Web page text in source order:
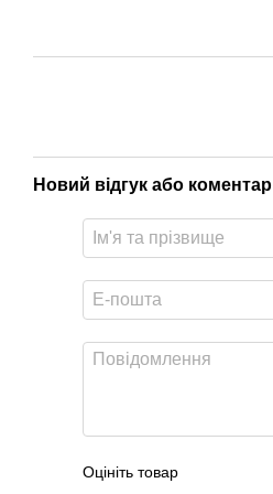
Новий відгук або коментар
Оцініть товар